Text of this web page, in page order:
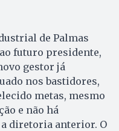
de Palmas
futuro presidente,
gestor já
nos bastidores,
metas, mesmo
e não há
diretoria anterior. O